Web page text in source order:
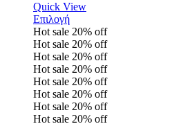
Quick View
Επιλογή
Hot sale 20% off
Hot sale 20% off
Hot sale 20% off
Hot sale 20% off
Hot sale 20% off
Hot sale 20% off
Hot sale 20% off
Hot sale 20% off